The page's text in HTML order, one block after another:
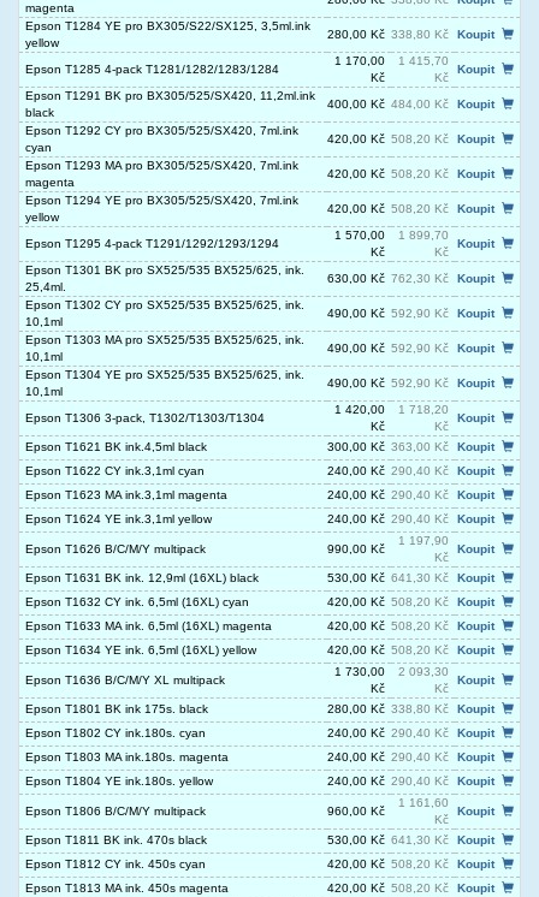
magenta
Epson T1284 YE pro BX305/S22/SX125, 3,5ml.ink
yellow
280,00 Kč 338,80 Kč Koupit
Epson T1285 4-pack T1281/1282/1283/1284
1 170,00
Kč
1 415,70
Kč
Koupit
Epson T1291 BK pro BX305/525/SX420, 11,2ml.ink
black
400,00 Kč 484,00 Kč
Koupit
Epson T1292 CY pro BX305/525/SX420, 7ml.ink
cyan
420,00 Kč 508,20 Kč
Koupit
Epson T1293 MA pro BX305/525/SX420, 7ml.ink
magenta
420,00 Kč 508,20 Kč
Koupit
Epson T1294 YE pro BX305/525/SX420, 7ml.ink
yellow
420,00 Kč 508,20 Kč Koupit
Epson T1295 4-pack T1291/1292/1293/1294
1 570,00
Kč
1 899,70
Kč
Koupit
Epson T1301 BK pro SX525/535 BX525/625, ink.
25,4ml.
630,00 Kč 762,30 Kč
Koupit
Epson T1302 CY pro SX525/535 BX525/625, ink.
10,1ml
490,00 Kč 592,90 Kč
Koupit
Epson T1303 MA pro SX525/535 BX525/625, ink.
10,1ml
490,00 Kč 592,90 Kč
Koupit
Epson T1304 YE pro SX525/535 BX525/625, ink.
10,1ml
490,00 Kč 592,90 Kč Koupit
Epson T1306 3-pack, T1302/T1303/T1304
1 420,00
Kč
1 718,20
Kč
Koupit
Epson T1621 BK ink.4,5ml black 300,00 Kč 363,00 Kč
Koupit
Epson T1622 CY ink.3,1ml cyan
240,00 Kč 290,40 Kč
Koupit
Epson T1623 MA ink.3,1ml magenta
240,00 Kč 290,40 Kč
Koupit
Epson T1624 YE ink.3,1ml yellow
240,00 Kč 290,40 Kč Koupit
Epson T1626 B/C/M/Y multipack 990,00 Kč
1 197,90
Kč
Koupit
Epson T1631 BK ink. 12,9ml (16XL) black 530,00 Kč 641,30 Kč
Koupit
Epson T1632 CY ink. 6,5ml (16XL) cyan
420,00 Kč 508,20 Kč
Koupit
Epson T1633 MA ink. 6,5ml (16XL) magenta
420,00 Kč 508,20 Kč
Koupit
Epson T1634 YE ink. 6,5ml (16XL) yellow
420,00 Kč 508,20 Kč Koupit
Epson T1636 B/C/M/Y XL multipack
1 730,00
Kč
2 093,30
Kč
Koupit
Epson T1801 BK ink 175s. black 280,00 Kč 338,80 Kč
Koupit
Epson T1802 CY ink.180s. cyan
240,00 Kč 290,40 Kč
Koupit
Epson T1803 MA ink.180s. magenta
240,00 Kč 290,40 Kč
Koupit
Epson T1804 YE ink.180s. yellow
240,00 Kč 290,40 Kč Koupit
Epson T1806 B/C/M/Y multipack 960,00 Kč
1 161,60
Kč
Koupit
Epson T1811 BK ink. 470s black 530,00 Kč 641,30 Kč
Koupit
Epson T1812 CY ink. 450s cyan
420,00 Kč 508,20 Kč
Koupit
Epson T1813 MA ink. 450s magenta
420,00 Kč 508,20 Kč
Koupit